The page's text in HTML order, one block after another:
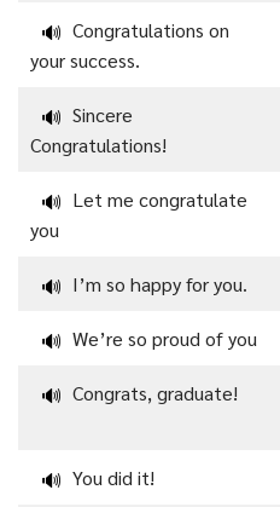
🔊 Congratulations on
your success.
🔊 Sincere
Congratulations!
🔊 Let me congratulate
you
🔊 I’m so happy for you.
🔊 We’re so proud of you
🔊 Congrats, graduate!
🔊 You did it!